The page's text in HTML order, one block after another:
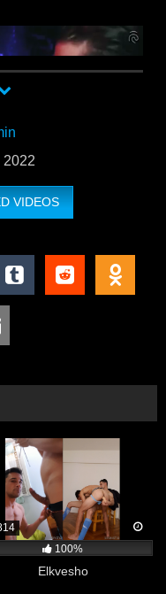
2022
VIDEOS
100%
Elkvesho